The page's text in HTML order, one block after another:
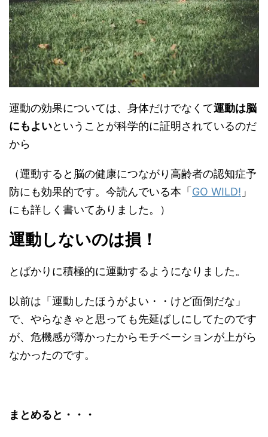
運動の効果については、身体だけでなくて運動は脳
にもよいということが科学的に証明されているのだ
から
（運動すると脳の健康につながり高齢者の認知症予
防にも効果的です。今読んでいる本「GO WILD! 」
にも詳しく書いてありました。）
運動しないのは損！
とばかりに積極的に運動するようになりました。
以前は「運動したほうがよい・・けど面倒だな」
で、やらなきゃと思っても先延ばしにしてたのです
が、危機感が薄かったからモチベーションが上がら
なかったのです。
まとめると・・・